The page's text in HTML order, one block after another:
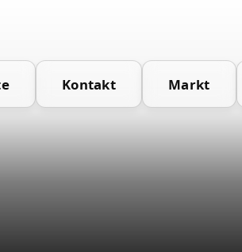
Kontakt Markt